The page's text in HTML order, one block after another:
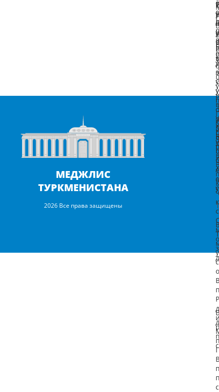
МЕДЖЛИС
ТУРКМЕНИСТАНА
2026 Все права защищены